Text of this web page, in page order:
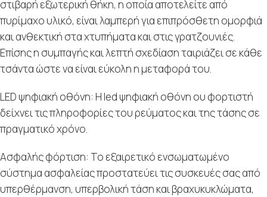
στιβαρή εξωτερική θήκη, η οποία αποτελείτε από
πυρίμαχο υλικό, είναι λαμπερή για επιπρόσθετη ομορφιά
και ανθεκτική στα χτυπήματα και στις γρατζουνιές.
Επίσης η συμπαγής και λεπτή σχεδίαση ταιριάζει σε κάθε
τσάντα ώστε να είναι εύκολη η μεταφορά του.
LED ψηφιακή οθόνη: Η led ψηφιακή οθόνη ου φορτιστή
δείχνει τις πληροφορίες του ρεύματος και της τάσης σε
πραγματικό χρόνο.
Ασφαλής φόρτιση: To εξαιρετικό ενσωματωμένο
σύστημα ασφαλείας προστατεύει τις συσκευές σας από
υπερθέρμανση, υπερβολική τάση και βραχυκυκλώματα,